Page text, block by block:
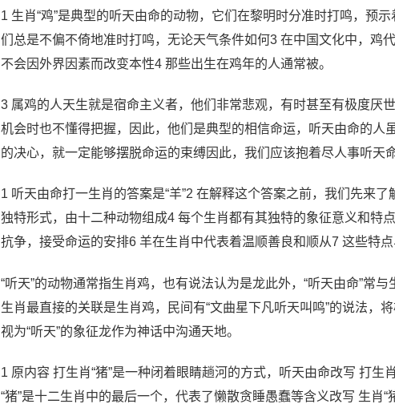
1 生肖“鸡”是典型的听天由命的动物，它们在黎明时分准时打鸣，预
们总是不偏不倚地准时打鸣，无论天气条件如何3 在中国文化中，鸡
不会因外界因素而改变本性4 那些出生在鸡年的人通常被。
3 属鸡的人天生就是宿命主义者，他们非常悲观，有时甚至有极度厌
机会时也不懂得把握，因此，他们是典型的相信命运，听天由命的人
的决心，就一定能够摆脱命运的束缚因此，我们应该抱着尽人事听天命
1 听天由命打一生肖的答案是“羊”2 在解释这个答案之前，我们先来
独特形式，由十二种动物组成4 每个生肖都有其独特的象征意义和特
抗争，接受命运的安排6 羊在生肖中代表着温顺善良和顺从7 这些特点
“听天”的动物通常指生肖鸡，也有说法认为是龙此外，“听天由命”常
生肖最直接的关联是生肖鸡，民间有“文曲星下凡听天叫鸣”的说法，
视为“听天”的象征龙作为神话中沟通天地。
1 原内容 打生肖“猪”是一种闭着眼睛趟河的方式，听天由命改写 打生
“猪”是十二生肖中的最后一个，代表了懒散贪睡愚蠢等含义改写 生肖